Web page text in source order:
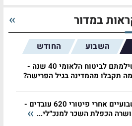
במדור
השבוע החודש
שילמתם לביטוח הלאומי 40 שנה -
תקבלו מהמדינה בגיל הפרישה?
שבועיים אחרי פיטורי 620 עובדים -
הכפלת השכר למנכ״לי...